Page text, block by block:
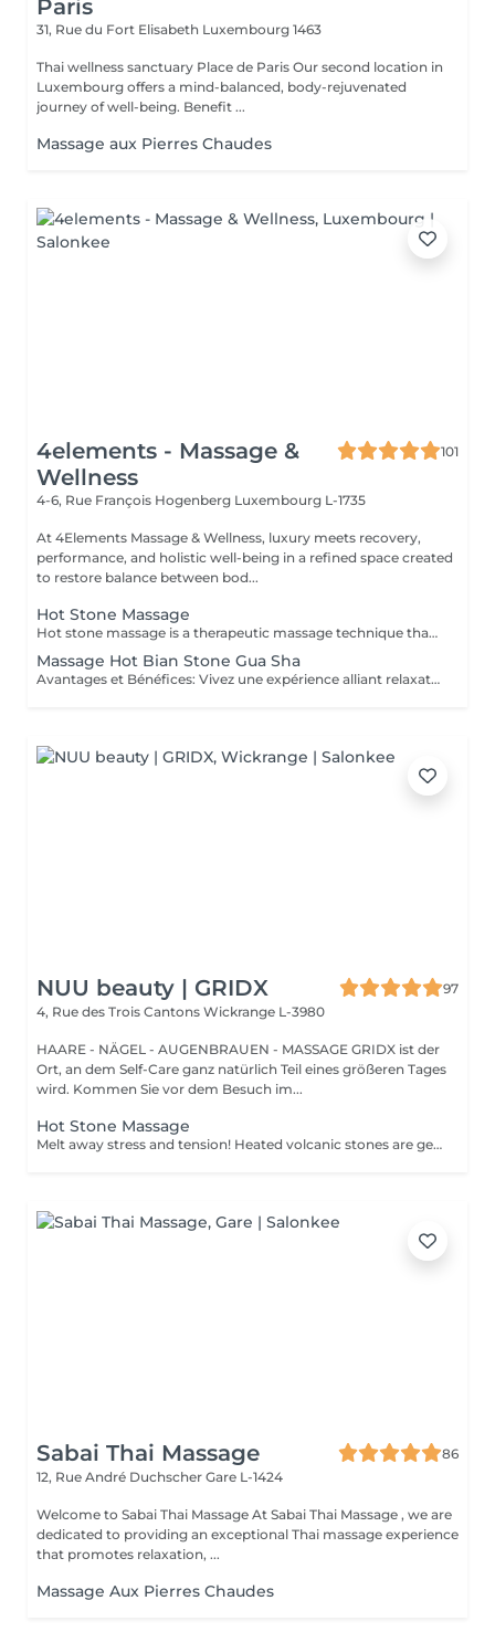
Paris
31, Rue du Fort Elisabeth Luxembourg 1463
Thai wellness sanctuary Place de Paris Our second location in
Luxembourg offers a mind-balanced, body-rejuvenated
journey of well-being. Benefit ...
Massage aux Pierres Chaudes
4elements - Massage &
Wellness
101
4-6, Rue François Hogenberg Luxembourg L-1735
At 4Elements Massage & Wellness, luxury meets recovery,
performance, and holistic well-being in a refined space created
to restore balance between bod...
Hot Stone Massage
Hot stone massage is a therapeutic massage technique that uses **smooth, heated basalt stones** (volcanic rock that retains heat well). The warmth penetrates deep into muscles, allowing intense relaxation without heavy pressure. How it works 1. Heating the stones Stones are warmed in water to a safe temperature (typically ~5055 °C). 2. Stone placement The therapist places stones on key points of the body: * Along the spine * Shoulders and neck * Hands, legs, or between toes These areas correspond to major muscle groups and energy points. 3. Massage with stones The therapist also uses the stones as tools, gliding them over muscles with oil to combine heat and movement. Key benefits *Deep muscle relaxation* heat reduces muscle stiffness faster than hands alone *Pain & tension relief* ideal for chronic back/neck tension *Stress & anxiety reduction* strong calming effect on the nervous system *Improved circulation* heat increases blood flow and oxygen delivery *Better sleep* many clients feel deeply sedated afterward Who it's best for People with: * Chronic muscle tension * Stress, burnout, mental overload * Sedentary or highly physical lifestyles * Cold sensitivity or poor circulation Not recommended for: * Fever or acute inflammation * Skin infections or open wounds * Severe cardiovascular issues * Neuropathy with reduced heat sensation What it feels like * Very relaxing, warm, grounding * Pressure is usually gentle to medium * Many clients drift into a meditative or sleep-like state It is NOT a sports or deep-tissue massage, but the heat allows muscles to release deeply without pain.
Massage Hot Bian Stone Gua Sha
Avantages et Bénéfices: Vivez une expérience alliant relaxation profonde et revitalisation musculaire. Grâce au Bian Stone et à la technique du Gua Sha, ce massage apaise les douleurs, détend les tensions et stimule la circulation sanguine, tout en procurant un moment de calme et d'équilibre intérieur. Les principaux bénéfices : - Soulagement des douleurs et tensions musculaires - Réduction de l'inflammation et fatigue musculaire - Amélioration de la circulation sanguine et lymphatique - Relaxation profonde du corps et de l'esprit - Diminution du stress et apaisement du système nerveux - Favorise la récupération musculaire et l'équilibre énergétique
NUU beauty | GRIDX
97
4, Rue des Trois Cantons Wickrange L-3980
HAARE - NÄGEL - AUGENBRAUEN - MASSAGE GRIDX ist der
Ort, an dem Self-Care ganz natürlich Teil eines größeren Tages
wird. Kommen Sie vor dem Besuch im...
Hot Stone Massage
Melt away stress and tension! Heated volcanic stones are gently placed and massaged over the body to warm the muscles, increase circulation, and promote a deep state of relaxation. Perfect for relieving tension, easing anxiety, and restoring inner calm. Age restrictions: there are no age restrictions for this procedure. Post procedure recommendations: do not do sport and any sharp movements 2-3 hours after the procedure. Frequency: 1-2 times per week, 10 times in total. Repeat once in 3-6 months.
Sabai Thai Massage
86
12, Rue André Duchscher Gare L-1424
Welcome to Sabai Thai Massage At Sabai Thai Massage , we are
dedicated to providing an exceptional Thai massage experience
that promotes relaxation, ...
Massage Aux Pierres Chaudes